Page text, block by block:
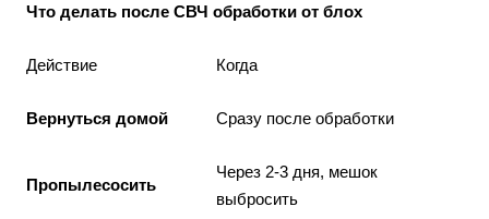
Что делать после СВЧ обработки от блох
Действие Когда
Вернуться домой Сразу после обработки
Пропылесосить
Через 2-3 дня, мешок
выбросить